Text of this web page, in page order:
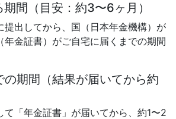
間（目安：約3〜6ヶ月）
提出してから、国（日本年金機構）が
年金証書）がご自宅に届くまでの期間
期間（結果が届いてから約
て「年金証書」が届いてから、約1〜2